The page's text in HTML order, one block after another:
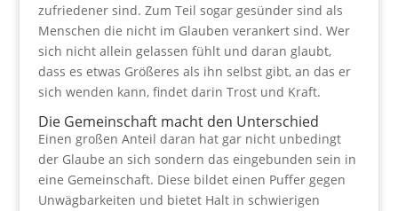
zufriedener sind. Zum Teil sogar gesünder sind als
Menschen die nicht im Glauben verankert sind. Wer
sich nicht allein gelassen fühlt und daran glaubt,
dass es etwas Größeres als ihn selbst gibt, an das er
sich wenden kann, findet darin Trost und Kraft.
Die Gemeinschaft macht den Unterschied
Einen großen Anteil daran hat gar nicht unbedingt
der Glaube an sich sondern das eingebunden sein in
eine Gemeinschaft. Diese bildet einen Puffer gegen
Unwägbarkeiten und bietet Halt in schwierigen